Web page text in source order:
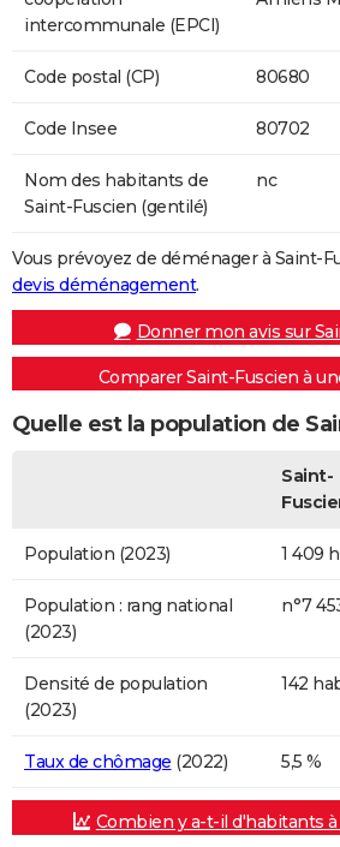
intercommunale (EPCI)
Code postal (CP) 80680
Code Insee 80702
Nom des habitants de
Saint-Fuscien (gentilé)
nc
Vous prévoyez de déménager à Saint-
devis déménagement.
Donner mon avis sur
Comparer Saint-Fuscien à
Quelle est la population de
Saint-
Population (2023) 1 409
Population : rang national
(2023)
n°7
Densité de population
(2023)
142
Taux de chômage (2022) 5,5 %
Combien y a-t-il d'habitants à